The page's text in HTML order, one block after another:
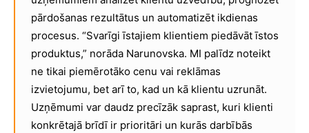
pārdošanas rezultātus un automatizēt ikdienas
procesus. “Svarīgi īstajiem klientiem piedāvāt īstos
produktus,” norāda Narunovska. MI palīdz noteikt
ne tikai piemērotāko cenu vai reklāmas
izvietojumu, bet arī to, kad un kā klientu uzrunāt.
Uzņēmumi var daudz precīzāk saprast, kuri klienti
konkrētajā brīdī ir prioritāri un kurās darbībās